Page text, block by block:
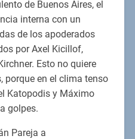
de Buenos Aires, el
interna con un
de los apoderados
por Axel Kicillof,
Esto no quiere
porque en el clima tenso
Katopodis y Máximo
golpes.
Pareja a